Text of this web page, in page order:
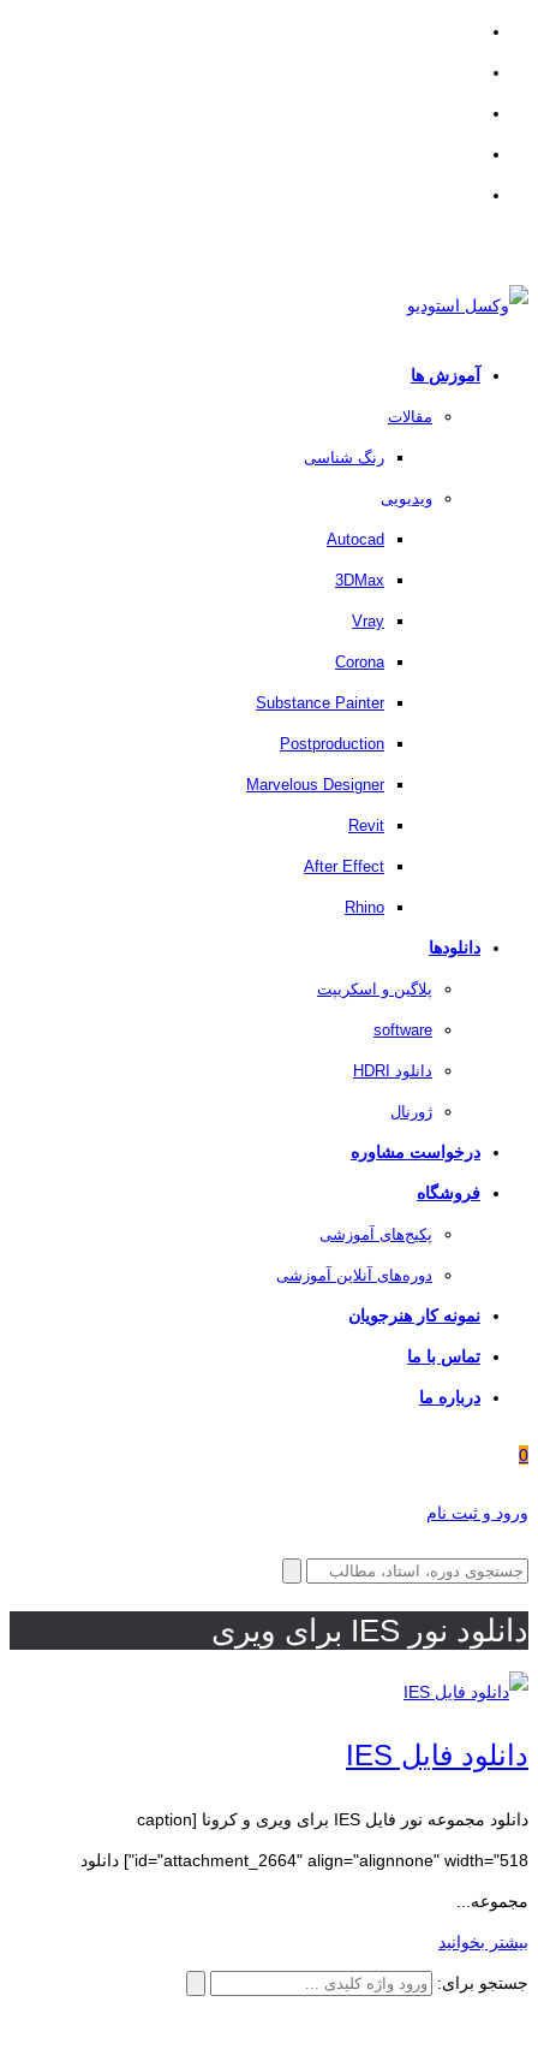
آموزش ها
مقالات
رنگ شناسی
ویدیویی
Autocad
3DMax
Vray
Corona
Substance Painter
Postproduction
Marvelous Designer
Revit
After Effect
Rhino
دانلودها
پلاگین و اسکریپت
software
دانلود HDRI
ژورنال
درخواست مشاوره
فروشگاه
پکیج‌های آموزشی
دوره‌های آنلاین آموزشی
نمونه کار هنرجویان
تماس با ما
درباره ما
0
ورود و ثبت نام
دانلود نور IES برای ویری
دانلود فایل IES
دانلود مجموعه نور فایل IES برای ویری و کرونا [caption
id="attachment_2664" align="alignnone" width="518"] دانلود
مجموعه...
بیشتر بخوانید
جستجو برای: